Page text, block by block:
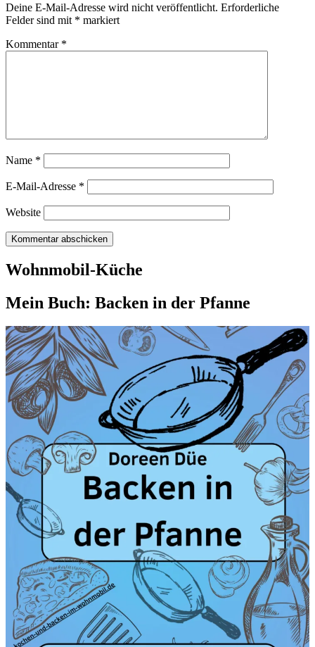
Deine E-Mail-Adresse wird nicht veröffentlicht. Erforderliche
Felder sind mit * markiert
Kommentar *
Name *
E-Mail-Adresse *
Website
Wohnmobil-Küche
Mein Buch: Backen in der Pfanne